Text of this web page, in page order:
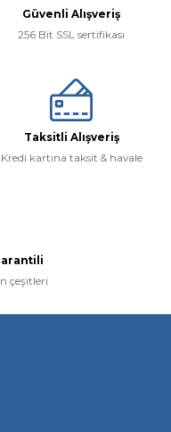
Güvenli Alışveriş
256 Bit SSL sertifikası
Taksitli Alışveriş
Kredi kartına taksit & havale
çeşitleri